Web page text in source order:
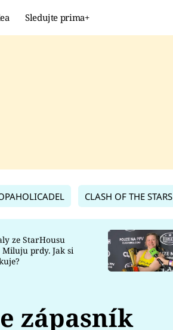
Sledujte prima+
CLASH OF THE STARS
ze StarHousu
prdy. Jak si
zápasník